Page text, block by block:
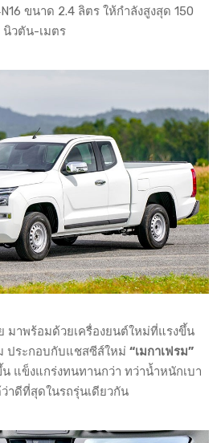
ขนาด 2.4 ลิตร ให้กำลังสูงสุด 150
นิวตัน-เมตร
าพร้อมด้วยเครื่องยนต์ใหม่ที่แรงขึ้น
ประกอบกับแชสซีส์ใหม่ “เมกาเฟรม”
แข็งแกร่งทนทานกว่า ทว่าน้ำหนักเบา
าดีที่สุดในรถรุ่นเดียวกัน